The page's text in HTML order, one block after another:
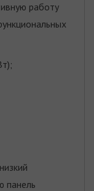
работу
панель